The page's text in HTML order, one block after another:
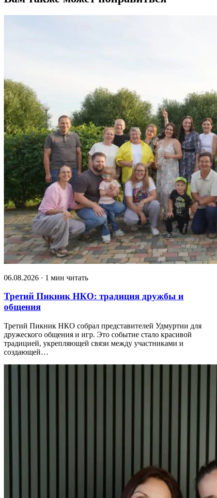
06.08.2026 · 1 мин читать
Третий Пикник НКО: традиция дружбы и
общения
Третий Пикник НКО собрал представителей Удмуртии для
дружеского общения и игр. Это событие стало красивой
традицией, укрепляющей связи между участниками и
создающей…